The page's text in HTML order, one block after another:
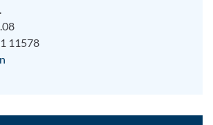
11578